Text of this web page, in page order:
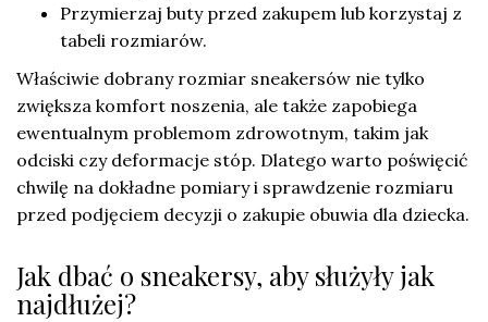
Przymierzaj buty przed zakupem lub korzystaj z
tabeli rozmiarów.
Właściwie dobrany rozmiar sneakersów nie tylko
zwiększa komfort noszenia, ale także zapobiega
ewentualnym problemom zdrowotnym, takim jak
odciski czy deformacje stóp. Dlatego warto poświęcić
chwilę na dokładne pomiary i sprawdzenie rozmiaru
przed podjęciem decyzji o zakupie obuwia dla dziecka.
Jak dbać o sneakersy, aby służyły jak
najdłużej?